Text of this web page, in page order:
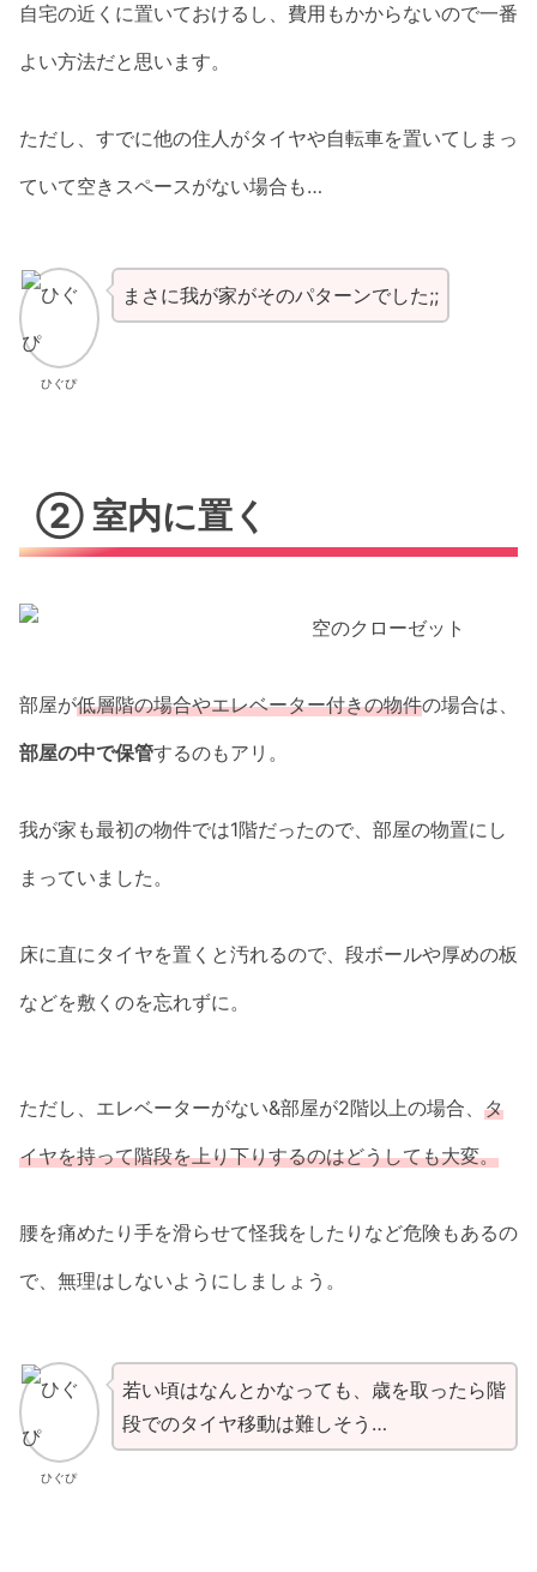
自宅の近くに置いておけるし、費用もかからないので一番
よい方法だと思います。
ただし、すでに他の住人がタイヤや自転車を置いてしまっ
ていて空きスペースがない場合も…
ひぐぴ
まさに我が家がそのパターンでした;;
② 室内に置く
部屋が低層階の場合やエレベーター付きの物件の場合は、
部屋の中で保管するのもアリ。
我が家も最初の物件では1階だったので、部屋の物置にし
まっていました。
床に直にタイヤを置くと汚れるので、段ボールや厚めの板
などを敷くのを忘れずに。
ただし、エレベーターがない&部屋が2階以上の場合、 タ
イヤを持って階段を上り下りするのはどうしても大変。
腰を痛めたり手を滑らせて怪我をしたりなど危険もあるの
で、無理はしないようにしましょう。
ひぐぴ
若い頃はなんとかなっても、歳を取ったら階
段でのタイヤ移動は難しそう…